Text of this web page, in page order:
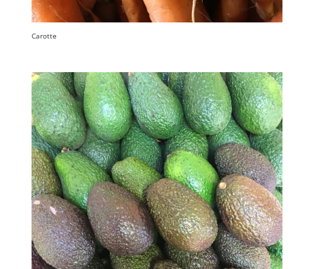
Carotte